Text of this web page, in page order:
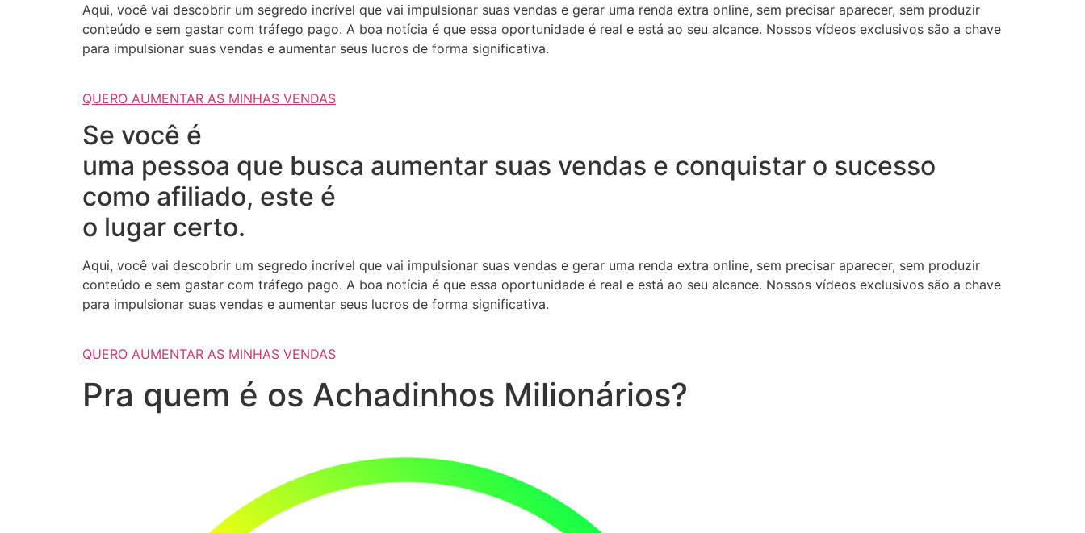
Aqui, você vai descobrir um segredo incrível que vai impulsionar suas vendas e gerar uma renda extra online, sem precisar aparecer, sem produzir
conteúdo e sem gastar com tráfego pago. A boa notícia é que essa oportunidade é real e está ao seu alcance. Nossos vídeos exclusivos são a chave
para impulsionar suas vendas e aumentar seus lucros de forma significativa.
QUERO AUMENTAR AS MINHAS VENDAS
Se você é
uma pessoa que busca aumentar suas vendas e conquistar o sucesso
como afiliado, este é
o lugar certo.
Aqui, você vai descobrir um segredo incrível que vai impulsionar suas vendas e gerar uma renda extra online, sem precisar aparecer, sem produzir
conteúdo e sem gastar com tráfego pago. A boa notícia é que essa oportunidade é real e está ao seu alcance. Nossos vídeos exclusivos são a chave
para impulsionar suas vendas e aumentar seus lucros de forma significativa.
QUERO AUMENTAR AS MINHAS VENDAS
Pra quem é os Achadinhos Milionários?